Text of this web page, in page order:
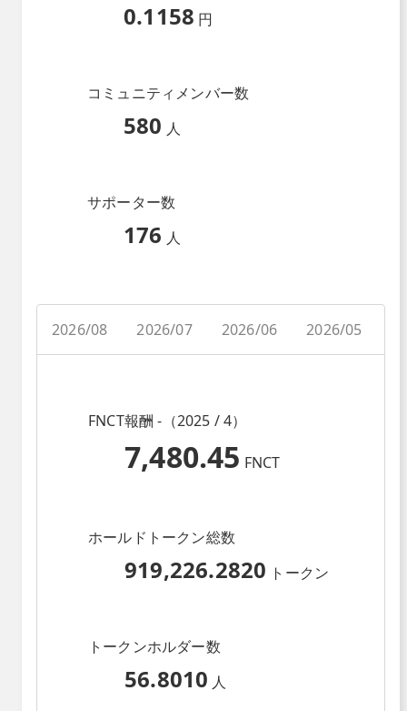
0.1158 円
コミュニティメンバー数
580 人
サポーター数
176 人
2026/08 2026/07 2026/06 2026/05
FNCT報酬 -（2025 / 4）
7,480.45 FNCT
ホールドトークン総数
919,226.2820 トークン
トークンホルダー数
56.8010 人